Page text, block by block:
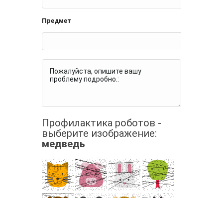
Предмет
Профилактика роботов -
выберите изображение:
медведь